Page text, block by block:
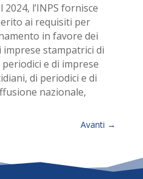
l’INPS fornisce
ai requisiti per
in favore dei
stampatrici di
e di imprese
di periodici e di
nazionale,
Avanti →